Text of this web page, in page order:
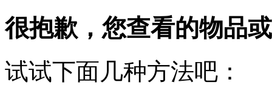
很抱歉，您查看的物品
试试下面几种方法吧：